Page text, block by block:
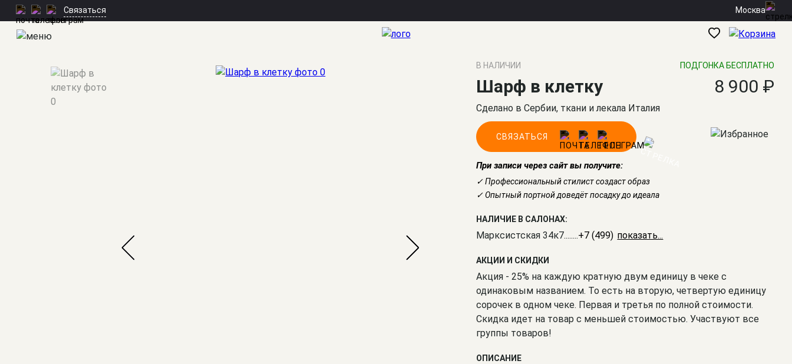
Связаться Москва
Мужские костюмы
В НАЛИЧИИ ПОДГОНКА БЕСПЛАТНО
Шарф в клетку 8 900 ₽
Сделано в Сербии, ткани и лекала Италия
СВЯЗАТЬСЯ
При записи через сайт вы получите:
✓ Профессиональный стилист создаст образ
✓ Опытный портной доведёт посадку до идеала
НАЛИЧИЕ В САЛОНАХ:
Марксистская 34к7........+7 (499) 350-41-77
АКЦИИ И СКИДКИ
Акция - 25% на каждую кратную двум единицу в чеке с
одинаковым названием. То есть на вторую, четвертую единицу
сорочек в одном чеке. Первая и третья по полной стоимости.
Скидка идет на товар с меньшей стоимостью. Участвуют все
группы товаров!
ОПИСАНИЕ